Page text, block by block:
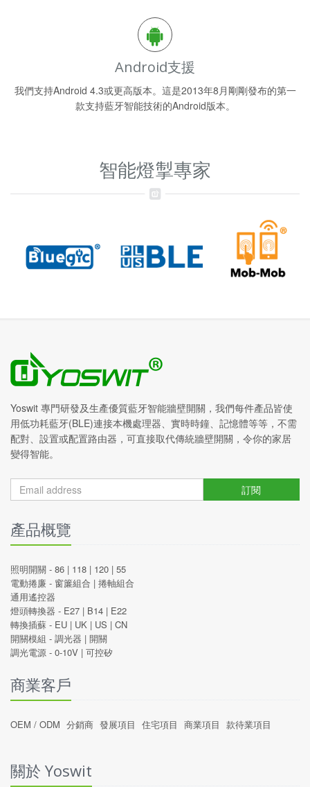
Android支援
我們支持Android 4.3或更高版本。這是2013年8月剛剛發布的第一
款支持藍牙智能技術的Android版本。
智能燈掣專家
Yoswit 專門研發及生產優質藍牙智能牆壁開關，我們每件產品皆使
用低功耗藍牙(BLE)連接本機處理器、實時時鐘、記憶體等等，不需
配對、設置或配置路由器，可直接取代傳統牆壁開關，令你的家居
變得智能。
訂閱
產品概覽
照明開關 - 86 | 118 | 120 | 55
電動捲廉 - 窗簾組合 | 捲軸組合
通用遙控器
燈頭轉換器 - E27 | B14 | E22
轉換插蘇 - EU | UK | US | CN
開關模組 - 調光器 | 開關
調光電源 - 0-10V | 可控矽
商業客戶
OEM / ODM 分銷商 發展項目 住宅項目 商業項目 款待業項目
關於 Yoswit